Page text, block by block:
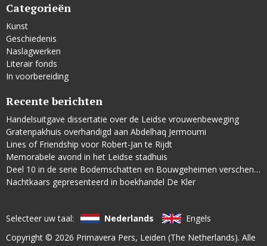
Categorieën
Kunst
Geschiedenis
Naslagwerken
Literair fonds
In voorbereiding
Recente berichten
Handelsuitgave dissertatie over de Leidse vrouwenbeweging
Gratenpakhuis overhandigd aan Abdelhaq Jermoumi
Lines of Friendship voor Robert-Jan te Rijdt
Memorabele avond in het Leidse stadhuis
Deel 10 in de serie Bodemschatten en Bouwgeheimen verschenen
Nachtkaars gepresenteerd in boekhandel De Kler
Selecteer uw taal: Nederlands
Engels
Copyright © 2026 Primavera Pers, Leiden (The Netherlands). Alle